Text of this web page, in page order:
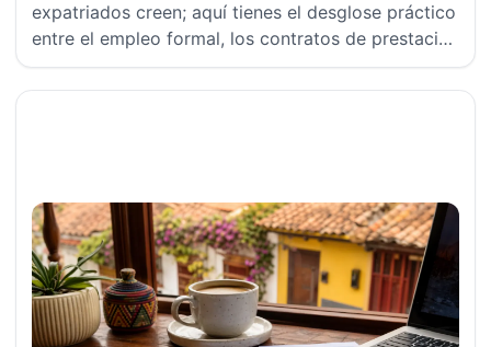
expatriados creen; aquí tienes el desglose práctico
entre el empleo formal, los contratos de prestación
de servicios y el trabajo remoto.